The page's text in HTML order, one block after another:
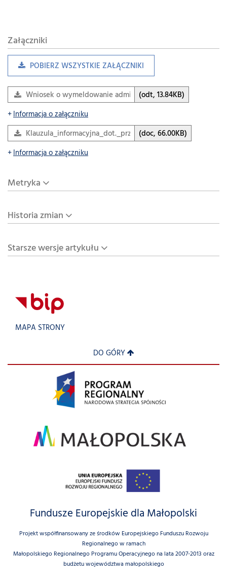
Załączniki
POBIERZ WSZYSTKIE ZAŁĄCZNIKI
Wniosek o wymeldowanie administracyjne.odt
(odt, 13.84KB)
Informacja o załączniku
(doc, 66.00KB)
Informacja o załączniku
Metryka
Historia zmian
Starsze wersje artykułu
MAPA STRONY
DO GÓRY
Fundusze Europejskie dla Małopolski
Projekt współfinansowany ze środków Europejskiego Funduszu Rozwoju
Regionalnego w ramach
Małopolskiego Regionalnego Programu Operacyjnego na lata 2007-2013 oraz
budżetu województwa małopolskiego